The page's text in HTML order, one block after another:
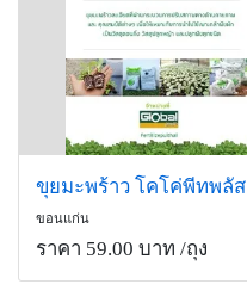
ขุยมะพร้าว โคโค่พีทพลัส
ขอนแก่น
ราคา 59.00 บาท /ถุง